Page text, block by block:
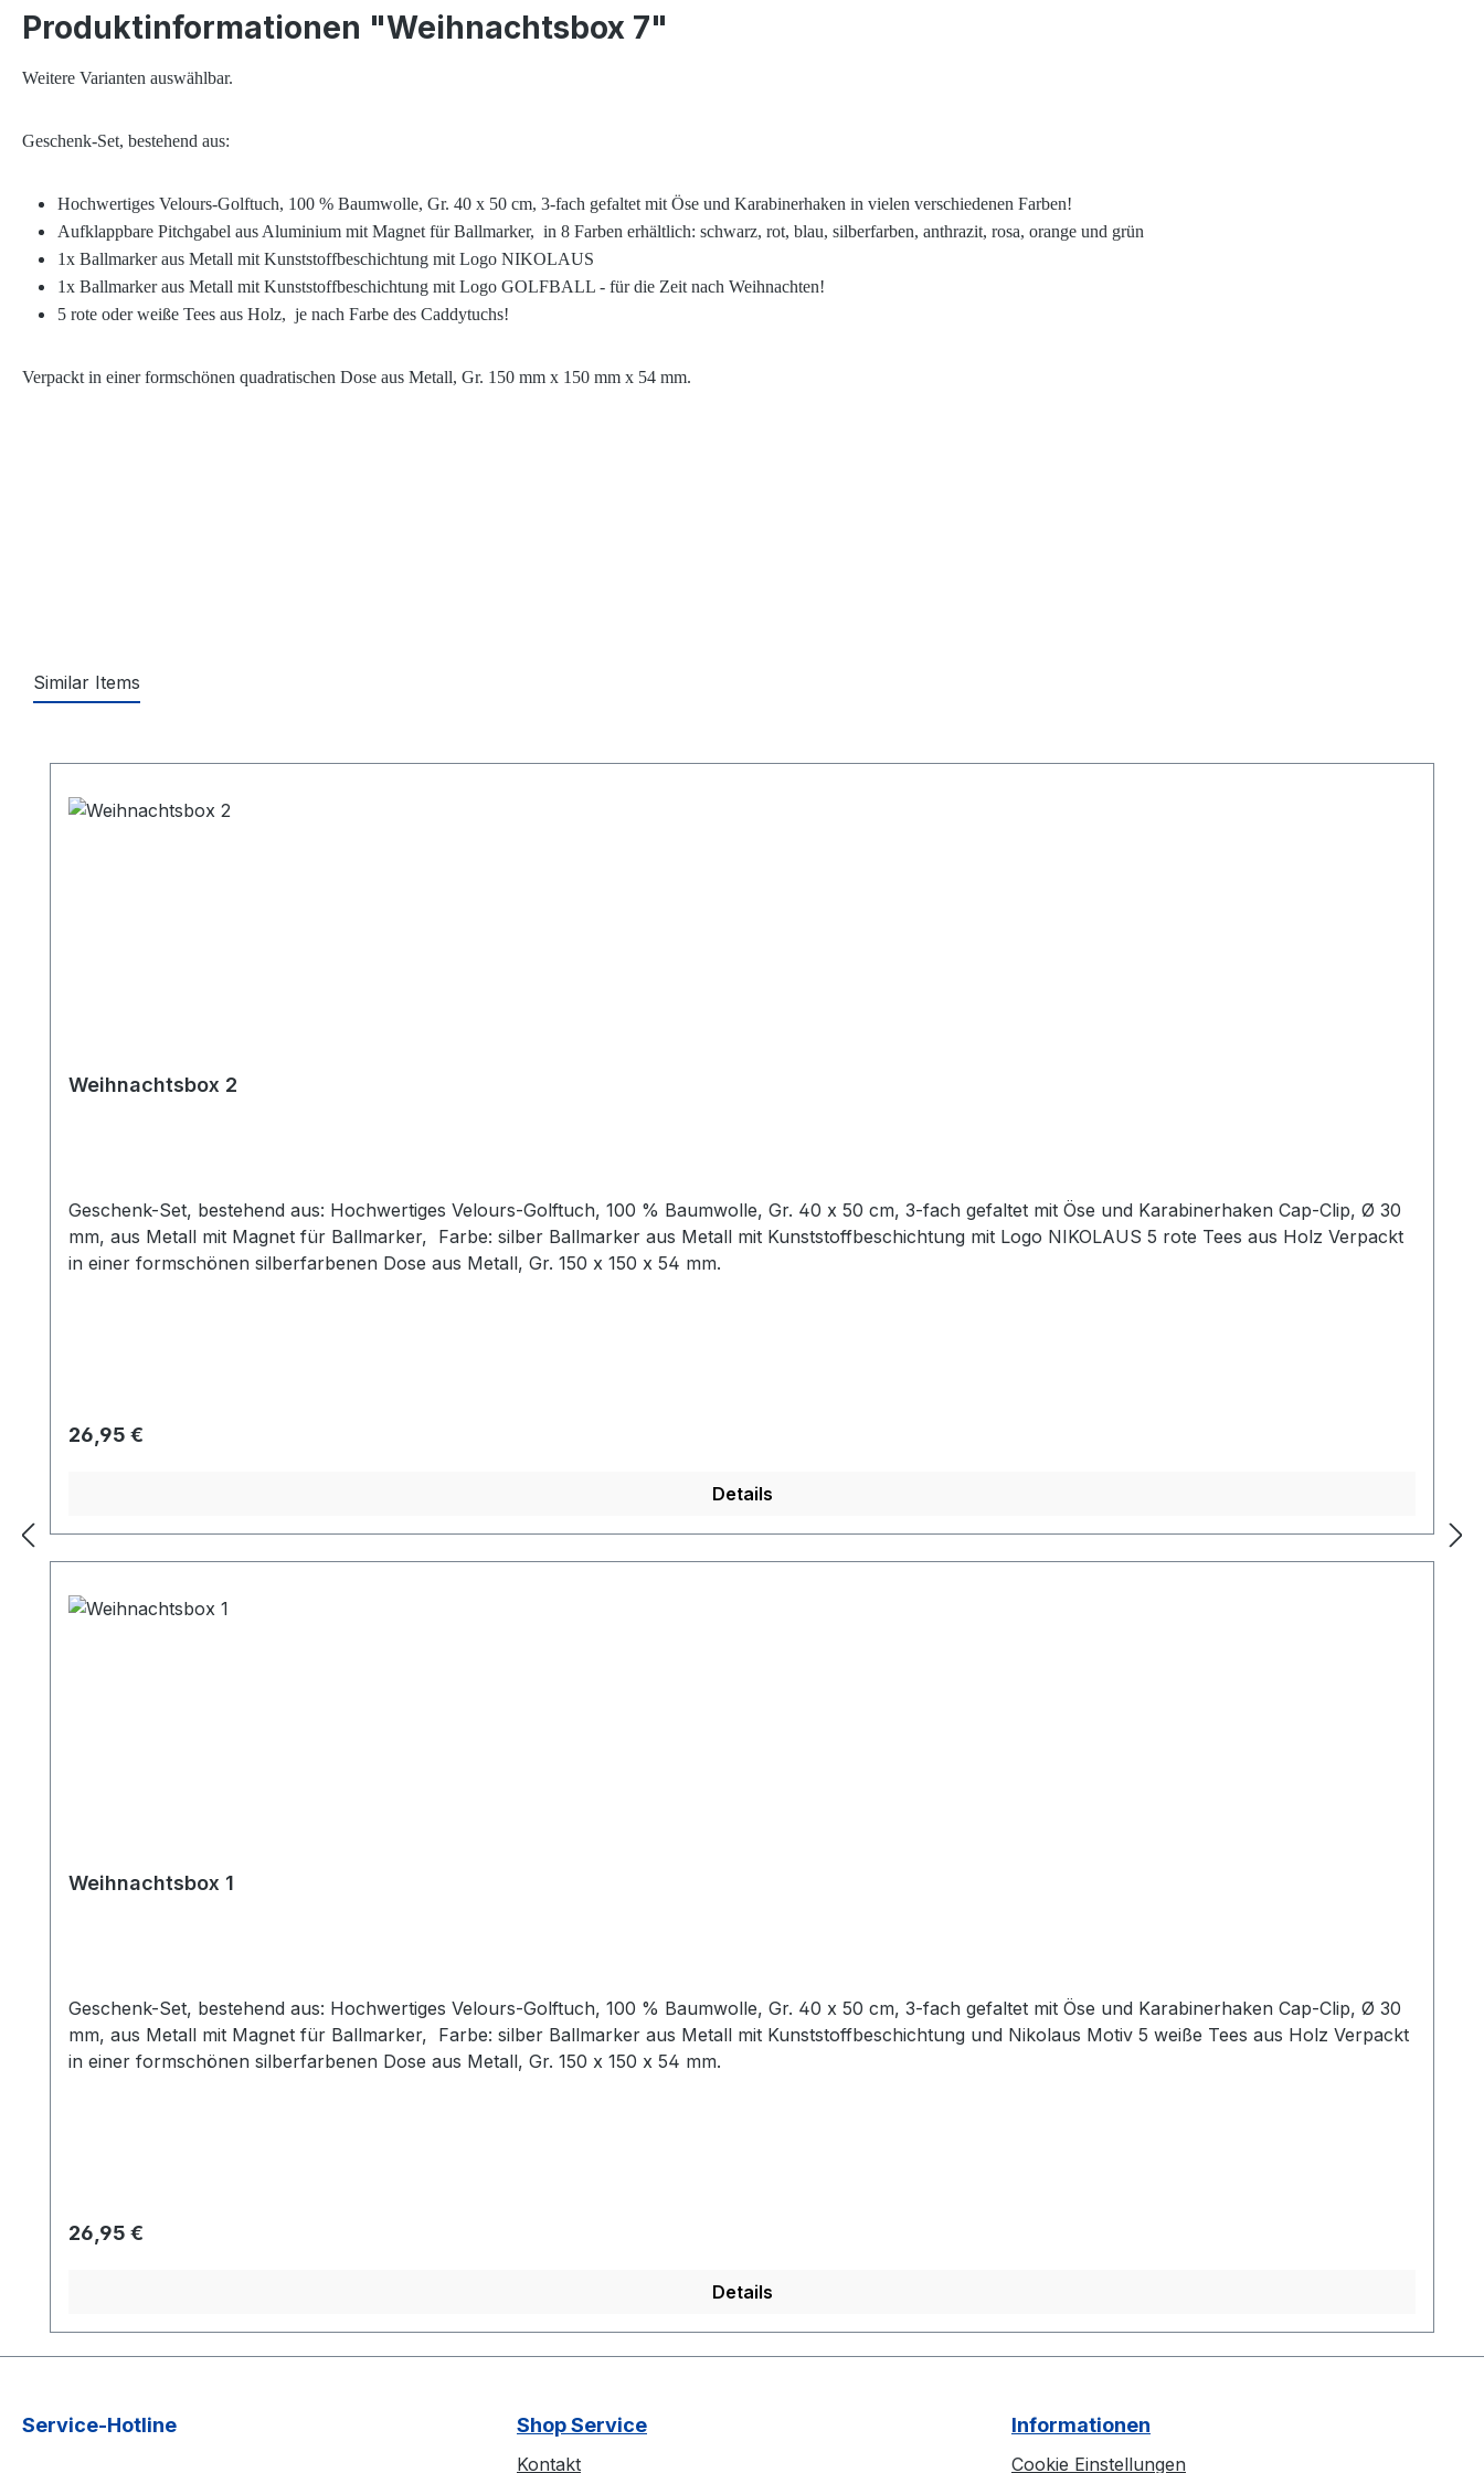
Produktinformationen "Weihnachtsbox 7"
Weitere Varianten auswählbar.
Geschenk-Set, bestehend aus:
Hochwertiges Velours-Golftuch, 100 % Baumwolle, Gr. 40 x 50 cm, 3-fach gefaltet mit Öse und Karabinerhaken in vielen verschiedenen Farben!
Aufklappbare Pitchgabel aus Aluminium mit Magnet für Ballmarker, in 8 Farben erhältlich: schwarz, rot, blau, silberfarben, anthrazit, rosa, orange und grün
1x Ballmarker aus Metall mit Kunststoffbeschichtung mit Logo NIKOLAUS
1x Ballmarker aus Metall mit Kunststoffbeschichtung mit Logo GOLFBALL - für die Zeit nach Weihnachten!
5 rote oder weiße Tees aus Holz, je nach Farbe des Caddytuchs!
Verpackt in einer formschönen quadratischen Dose aus Metall, Gr. 150 mm x 150 mm x 54 mm.
Similar Items
Weihnachtsbox 2
Geschenk-Set, bestehend aus: Hochwertiges Velours-Golftuch, 100 % Baumwolle, Gr. 40 x 50 cm, 3-fach gefaltet mit Öse und Karabinerhaken Cap-Clip, Ø 30
mm, aus Metall mit Magnet für Ballmarker, Farbe: silber Ballmarker aus Metall mit Kunststoffbeschichtung mit Logo NIKOLAUS 5 rote Tees aus Holz Verpackt
in einer formschönen silberfarbenen Dose aus Metall, Gr. 150 x 150 x 54 mm.
Regulärer Preis:
26,95 €
Details
Weihnachtsbox 1
Geschenk-Set, bestehend aus: Hochwertiges Velours-Golftuch, 100 % Baumwolle, Gr. 40 x 50 cm, 3-fach gefaltet mit Öse und Karabinerhaken Cap-Clip, Ø 30
mm, aus Metall mit Magnet für Ballmarker, Farbe: silber Ballmarker aus Metall mit Kunststoffbeschichtung und Nikolaus Motiv 5 weiße Tees aus Holz Verpackt
in einer formschönen silberfarbenen Dose aus Metall, Gr. 150 x 150 x 54 mm.
Regulärer Preis:
26,95 €
Details
Service-Hotline Shop Service
Kontakt
Informationen
Cookie Einstellungen